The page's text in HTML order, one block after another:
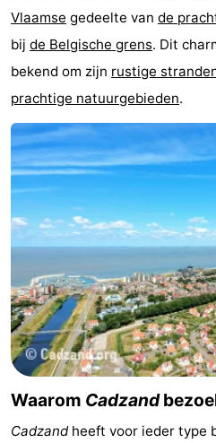
Bad
Bad
Strand
Resort
Nieuwvliet-
Bad
-
Waterdunen
-
Zonneweelde
Zwinhoeve
Last
minutes
Strand
Zien
&
doen
Bezienswaardigheden
-
Musea
-
Monumenten
-
Molens
-
Vlaamse gedeelte van de
bij de Belgische grens. Dit
bekend om zijn rustige
prachtige natuurgebieden.
Waarom Cadzand
Cadzandheeft voor ieder type